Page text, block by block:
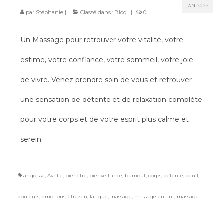
JAN 2022
par Stéphanie | Classé dans : Blog | 0
Un Massage pour retrouver votre vitalité, votre
estime, votre confiance, votre sommeil, votre joie
de vivre. Venez prendre soin de vous et retrouver
une sensation de détente et de relaxation complète
pour votre corps et de votre esprit plus calme et
serein.
angoisse, Avrillé, bienêtre, bienveillance, burnout, corps, detente, deuil,
douleurs, émotions, êtrezen, fatigue, massage, massage enfant, massage